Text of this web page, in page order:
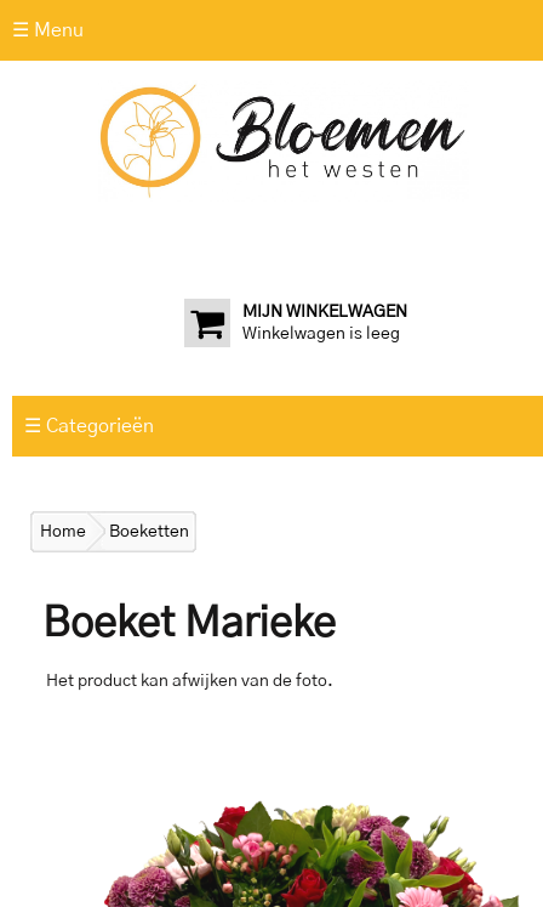
☰ Menu
MIJN WINKELWAGEN
Winkelwagen is leeg
☰ Categorieën
Home Boeketten
Boeket Marieke
Het product kan afwijken van de foto.